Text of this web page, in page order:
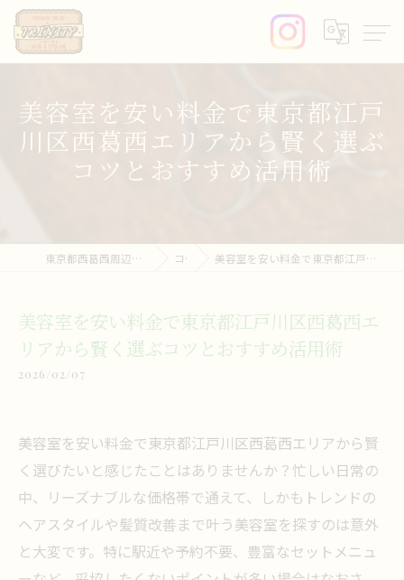
美容室を安い料金で東京都江戸
川区西葛西エリアから賢く選ぶ
コツとおすすめ活用術
東京都西葛西周辺の美容室ならprivate salon trinity コラム 美容室を安い料金で東京都江戸川区西葛西エリアから賢く選ぶコツとおすすめ活用術
美容室を安い料金で東京都江戸川区西葛西エ
リアから賢く選ぶコツとおすすめ活用術
2026/02/07
美容室を安い料金で東京都江戸川区西葛西エリアから賢
く選びたいと感じたことはありませんか？忙しい日常の
中、リーズナブルな価格帯で通えて、しかもトレンドの
ヘアスタイルや髪質改善まで叶う美容室を探すのは意外
と大変です。特に駅近や予約不要、豊富なセットメニュ